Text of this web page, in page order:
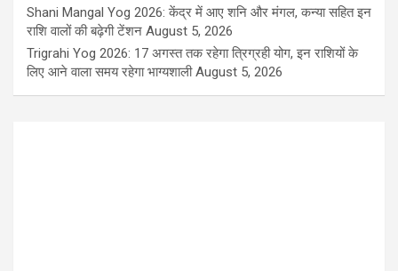
Shani Mangal Yog 2026: केंद्र में आए शनि और मंगल, कन्या सहित इन
राशि वालों की बढ़ेगी टेंशन August 5, 2026
Trigrahi Yog 2026: 17 अगस्त तक रहेगा त्रिग्रही योग, इन राशियों के
लिए आने वाला समय रहेगा भाग्यशाली August 5, 2026